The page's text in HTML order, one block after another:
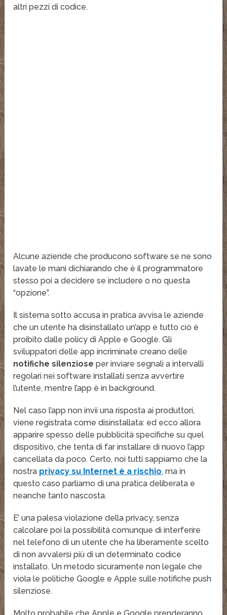
altri pezzi di codice.
Alcune aziende che producono software se ne sono
lavate le mani dichiarando che è il programmatore
stesso poi a decidere se includere o no questa
“opzione”.
Il sistema sotto accusa in pratica avvisa le aziende
che un utente ha disinstallato un’app e tutto ciò è
proibito dalle policy di Apple e Google. Gli
sviluppatori delle app incriminate creano delle
notifiche silenziose per inviare segnali a intervalli
regolari nei software installati senza avvertire
l’utente, mentre l’app è in background.
Nel caso l’app non invii una risposta ai produttori,
viene registrata come disinstallata: ed ecco allora
apparire spesso delle pubblicità specifiche su quel
dispositivo, che tenta di far installare di nuovo l’app
cancellata da poco. Certo, noi tutti sappiamo che la
nostra privacy su Internet è a rischio, ma in
questo caso parliamo di una pratica deliberata e
neanche tanto nascosta.
E’ una palesa violazione della privacy, senza
calcolare poi la possibilità comunque di interferire
nel telefono di un utente che ha liberamente scelto
di non avvalersi più di un determinato codice
installato. Un metodo sicuramente non legale che
viola le politiche Google e Apple sulle notifiche push
silenziose.